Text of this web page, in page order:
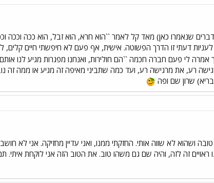
שנאמרו כאן) מאד קל לאמר ``הוא חרא, הוא זבל, הוא ככה וככה
לעניות דעתי זו הדרך הפשוטה. אישית, אף פעם לא חיפשתי חיים
לי פעם חברה חכמה ``הם חולירות, ואנחנו מפגרות מגיע לנו
רע, את מרגישה רע, ועד כמה שתביני מאיפה זה מגיע או ממה זה
שרון שם ופה
ושהוא לא שווה אותי. החזקתי ממנו, ואני עדיין מחזיקה. אני לא
זה לזה, והיה שם גם משהו טוב. את הטוב הזה אני לוקחת איתי.